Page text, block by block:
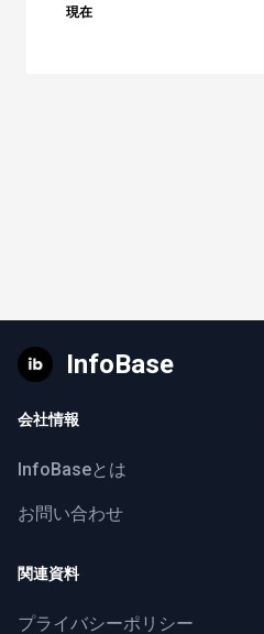
現在
InfoBase
会社情報
InfoBaseとは
お問い合わせ
関連資料
プライバシーポリシー